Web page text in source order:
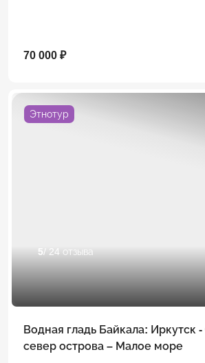
70 000 ₽
Этнотур
5/ 24 отзыва
Водная гладь Байкала: Иркутск
север острова – Малое море